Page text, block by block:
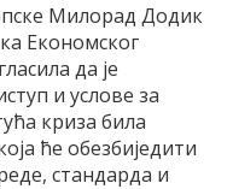
Милорад Додик
Економског
да је
и услове за
криза била
ће обезбиједити
стандарда и